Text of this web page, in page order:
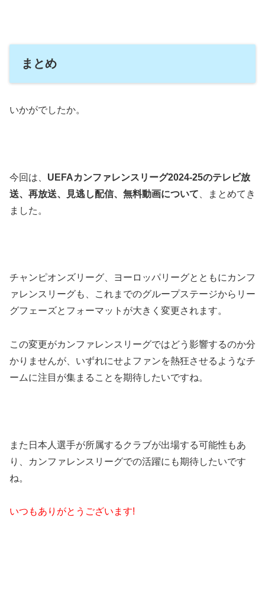
まとめ
いかがでしたか。
今回は、 UEFAカンファレンスリーグ2024-25のテレビ放
送、再放送、見逃し配信、無料動画について 、まとめてき
ました。
チャンピオンズリーグ、ヨーロッパリーグとともにカンフ
ァレンスリーグも、これまでのグループステージからリー
グフェーズとフォーマットが大きく変更されます。
この変更がカンファレンスリーグではどう影響するのか分
かりませんが、いずれにせよファンを熱狂させるようなチ
ームに注目が集まることを期待したいですね。
また日本人選手が所属するクラブが出場する可能性もあ
り、カンファレンスリーグでの活躍にも期待したいです
ね。
いつもありがとうございます!